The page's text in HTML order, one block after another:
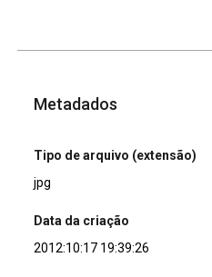
Metadados
Tipo de arquivo (extensão)
jpg
Data da criação
2012:10:17 19:39:26